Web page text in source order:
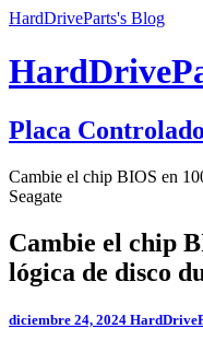
HardDriveParts's Blog
Placa
Cambie el chip BIOS en
Seagate
Cambie el chip
lógica de disco
diciembre 24, 2024